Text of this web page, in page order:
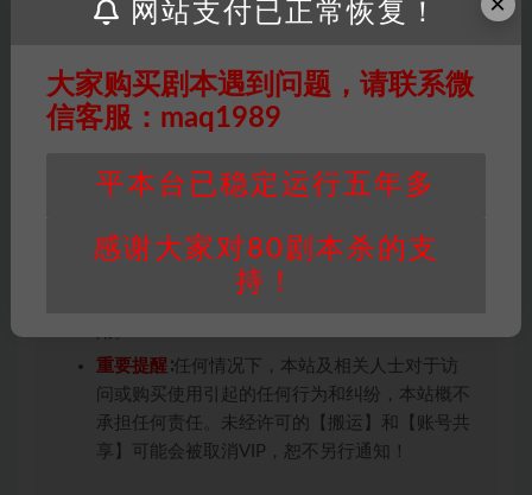
用于商业用途!任何人访问、浏览本站，购买或
版权归属：本站提供的任何剧本杀资源内容的版
权均属于机关版权或权利人。如有侵权，请发邮
448271243@qq.com，如若情况属实，我们将
积分说明∶剧本杀下载所需积分非剧本杀资源自
身价值，本站积分为本站收取的赞助费，用于本
重要提醒 ∶任何情况下，本站及相关人士对于访
问或购买使用引起的任何行为和纠纷，本站概不
承担任何责任。未经许可的【搬运】和【账号共
享】可能会被取消VIP，恕不另行通知！
网站支付已正常恢复！
大家购买剧本遇到问题，请联系微
信客服：maq1989
平本台已稳定运行五年多
感谢大家对80剧本杀的支
持！